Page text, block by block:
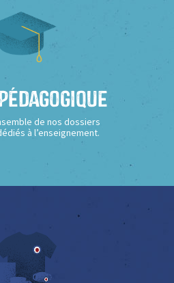
de nos dossiers
à l’enseignement.